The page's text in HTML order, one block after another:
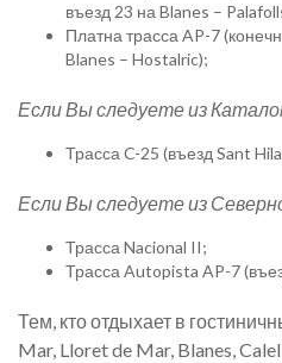
въезд 23 на Blanes –
Платна трасса AP-7
Blanes – Hostalric);
Если Вы следуете из
Трасса C-25 (въезд Sant
Если Вы следуете из
Трасса Nacional II;
Трасса Autopista AP-7
Тем, кто отдыхает в
Mar, Lloret de Mar, Blanes,